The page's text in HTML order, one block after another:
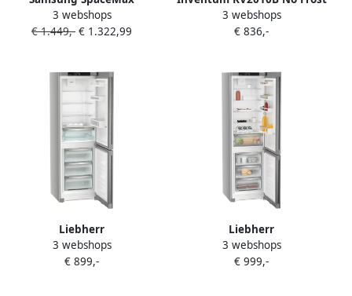
RB53DG706AB1EF | Koel-
vriescombinaties met
3 webshops
€ 1.449,- € 1.322,99
energiezuinige koel-
vriescombinatie 201 cm
Supervriezen Vershoudlade
Energielabel A Vrijstaand
Zwart
3 webshops
€ 836,-
Liebherr
Koelvriescombinatie CNSDC
5203-22 | Koelkasten met
3 webshops
€ 899,-
Liebherr
Koelvriescombinatie CNSDC
5703-22 | Vrijstaande
3 webshops
€ 999,-